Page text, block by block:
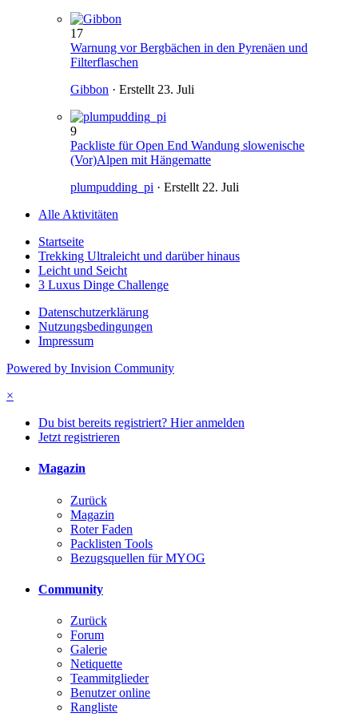
17
Warnung vor Bergbächen in den Pyrenäen und
Filterflaschen
Gibbon · Erstellt 23. Juli
9
Packliste für Open End Wandung slowenische
(Vor)Alpen mit Hängematte
plumpudding_pi · Erstellt 22. Juli
Alle Aktivitäten
Startseite
Trekking Ultraleicht und darüber hinaus
Leicht und Seicht
3 Luxus Dinge Challenge
Datenschutzerklärung
Nutzungsbedingungen
Impressum
Powered by Invision Community
×
Du bist bereits registriert? Hier anmelden
Jetzt registrieren
Magazin
Zurück
Magazin
Roter Faden
Packlisten Tools
Bezugsquellen für MYOG
Community
Zurück
Forum
Galerie
Netiquette
Teammitglieder
Benutzer online
Rangliste